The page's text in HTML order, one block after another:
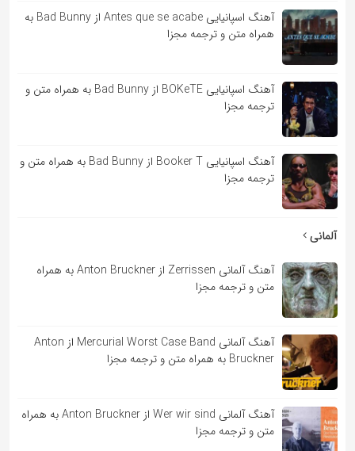
آهنگ اسپانیایی Antes que se acabe از Bad Bunny به
همراه متن و ترجمه مجزا
آهنگ اسپانیایی BOKeTE از Bad Bunny به همراه متن و
ترجمه مجزا
آهنگ اسپانیایی Booker T از Bad Bunny به همراه متن و
ترجمه مجزا
آلمانی
آهنگ آلمانی Zerrissen از Anton Bruckner به همراه
متن و ترجمه مجزا
آهنگ آلمانی Mercurial Worst Case Band از Anton
Bruckner به همراه متن و ترجمه مجزا
آهنگ آلمانی Wer wir sind از Anton Bruckner به همراه
متن و ترجمه مجزا